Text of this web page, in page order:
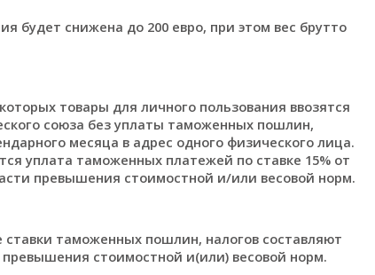
будет снижена до 200 евро, при этом вес брутто
товары для личного пользования ввозятся
союза без уплаты таможенных пошлин,
месяца в адрес одного физического лица.
уплата таможенных платежей по ставке 15% от
превышения стоимостной и/или весовой норм.
таможенных пошлин, налогов составляют
превышения стоимостной и(или) весовой норм.